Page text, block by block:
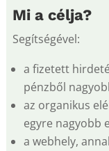
Mi a célja?
Segítségével:
a fizetett
pénzből
az organikus
egyre nagyobb
a webhely,